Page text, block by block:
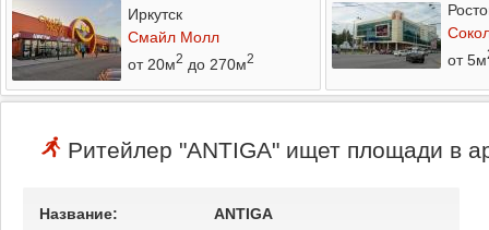
Иркутск
Смайл Молл
от 20м2 до 270м2
от 5м
Ритейлер "ANTIGA" ищет площади в
Название:
ANTIGA